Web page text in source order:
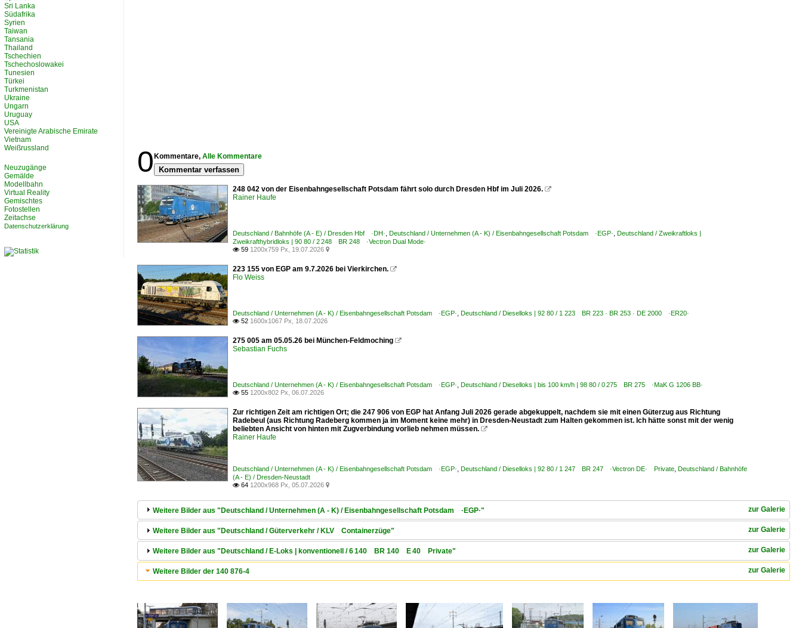
0 Kommentare, Alle Kommentare
Kommentar verfassen
248 042 von der Eisenbahngesellschaft Potsdam fährt solo durch Dresden Hbf im Juli 2026. 
Rainer Haufe
Deutschland / Bahnhöfe (A - E) / Dresden Hbf ·DH· Deutschland / Unternehmen (A - K) / Eisenbahngesellschaft Potsdam ·EGP· Deutschland / Zweikraftloks |
Zweikrafthybridloks | 90 80 / 2 248 BR 248 ·Vectron Dual Mode·
 59 1200x759 Px, 19.07.2026 
223 155 von EGP am 9.7.2026 bei Vierkirchen. 
Flo Weiss
Deutschland / Unternehmen (A - K) / Eisenbahngesellschaft Potsdam ·EGP· Deutschland / Dieselloks | 92 80 / 1 223 BR 223 · BR 253 · DE 2000 ·ER20·
 52 1600x1067 Px, 18.07.2026
275 005 am 05.05.26 bei München-Feldmoching 
Sebastian Fuchs
Deutschland / Unternehmen (A - K) / Eisenbahngesellschaft Potsdam ·EGP· Deutschland / Dieselloks | bis 100 km/h | 98 80 / 0 275 BR 275 ·MaK G 1206 BB·
 55 1200x802 Px, 06.07.2026
Zur richtigen Zeit am richtigen Ort; die 247 906 von EGP hat Anfang Juli 2026 gerade abgekuppelt, nachdem sie mit einen Güterzug aus Richtung
Radebeul (aus Richtung Radeberg kommen ja im Moment keine mehr) in Dresden-Neustadt zum Halten gekommen ist. Ich hätte sonst mit der wenig
beliebten Ansicht von hinten mit Zugverbindung vorlieb nehmen müssen. 
Rainer Haufe
Deutschland / Unternehmen (A - K) / Eisenbahngesellschaft Potsdam ·EGP· Deutschland / Dieselloks | 92 80 / 1 247 BR 247 ·Vectron DE· Private Deutschland / Bahnhöfe
(A - E) / Dresden-Neustadt
 64 1200x968 Px, 05.07.2026 
zur Galerie
Weitere Bilder aus "Deutschland / Unternehmen (A - K) / Eisenbahngesellschaft Potsdam ·EGP·"
zur Galerie
Weitere Bilder aus "Deutschland / Güterverkehr / KLV Containerzüge"
zur Galerie
Weitere Bilder aus "Deutschland / E-Loks | konventionell / 6 140 BR 140 E 40 Private"
zur Galerie
Weitere Bilder der 140 876-4
Sri Lanka
Südafrika
Syrien
Taiwan
Tansania
Thailand
Tschechien
Tschechoslowakei
Tunesien
Türkei
Turkmenistan
Ukraine
Ungarn
Uruguay
USA
Vereinigte Arabische Emirate
Vietnam
Weißrussland
Neuzugänge
Gemälde
Modellbahn
Virtual Reality
Gemischtes
Fotostellen
Zeitachse
Datenschutzerklärung